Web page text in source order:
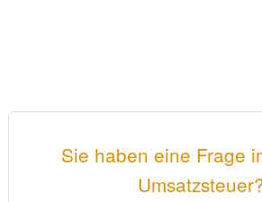
Sie haben eine Frage